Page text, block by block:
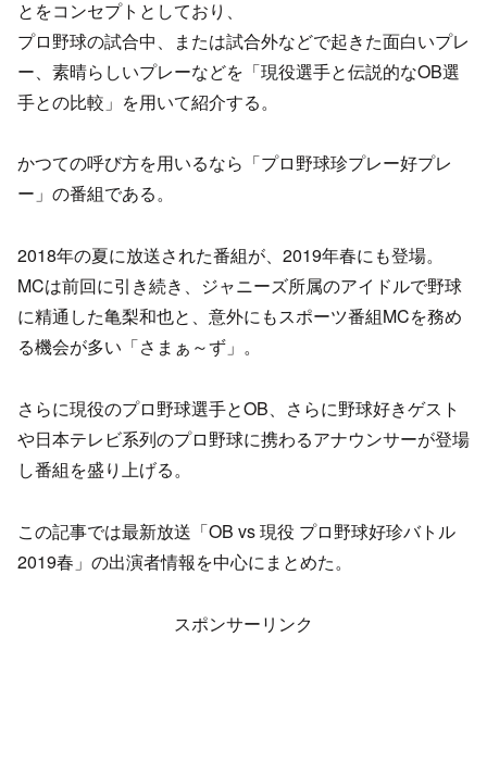
とをコンセプトとしており、
プロ野球の試合中、または試合外などで起きた面白いプレ
ー、素晴らしいプレーなどを「現役選手と伝説的なOB選
手との比較」を用いて紹介する。
かつての呼び方を用いるなら「プロ野球珍プレー好プレ
ー」の番組である。
2018年の夏に放送された番組が、2019年春にも登場。
MCは前回に引き続き、ジャニーズ所属のアイドルで野球
に精通した亀梨和也と、意外にもスポーツ番組MCを務め
る機会が多い「さまぁ～ず」。
さらに現役のプロ野球選手とOB、さらに野球好きゲスト
や日本テレビ系列のプロ野球に携わるアナウンサーが登場
し番組を盛り上げる。
この記事では最新放送「OB vs 現役 プロ野球好珍バトル
2019春」の出演者情報を中心にまとめた。
スポンサーリンク